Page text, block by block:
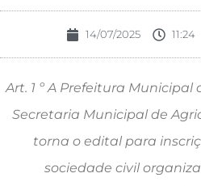
14/07/2025 11:24
Art. 1 º A Prefeitura Municipal
Secretaria Municipal de
torna o edital para
sociedade civil